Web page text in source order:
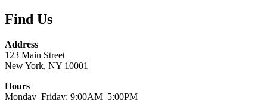
Find Us
Address
123 Main Street
New York, NY 10001
Hours
Monday–Friday: 9:00AM–5:00PM